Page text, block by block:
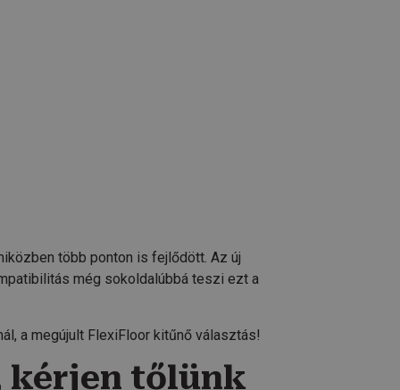
több ponton is fejlődött. Az új
még sokoldalúbbá teszi ezt a
a megújult FlexiFloor kitűnő választás!
kérjen tőlünk